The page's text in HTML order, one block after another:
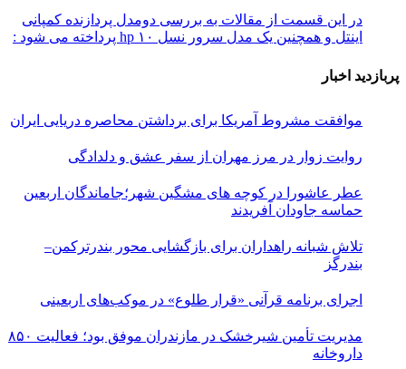
در این قسمت از مقالات به بررسی دو‌مدل پردازنده کمپانی
اینتل و همچنین یک مدل سرور نسل ۱۰ hp پرداخته می شود :
پربازدید اخبار
موافقت مشروط آمریکا برای برداشتن محاصره دریایی ایران
روایت زوار در مرز مهران از سفر عشق و دلدادگی
عطر عاشورا در کوچه های مشگین شهر؛جاماندگان اربعین
حماسه جاودان آفریدند
تلاش شبانه راهداران برای بازگشایی محور بندرترکمن–
بندرگز
اجرای برنامه قرآنی «قرار طلوع» در موکب‌های اربعینی
مدیریت تأمین شیرخشک در مازندران موفق بود؛ فعالیت ۸۵۰
داروخانه